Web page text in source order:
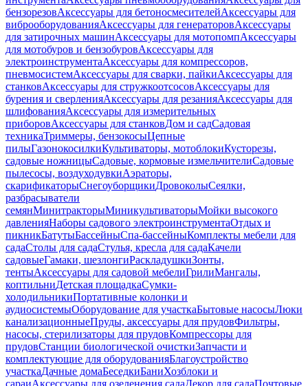
бензорезовАксессуары для бетоносмесителейАксессуары для
виброоборудованияАксессуары для генераторовАксессуары
для затирочных машинАксессуары для мотопомпАксессуары
для мотобуров и бензобуровАксессуары для
электроинструментаАксессуары для компрессоров,
пневмосистемАксессуары для сварки, пайкиАксессуары для
станковАксессуары для стружкоотсосовАксессуары для
бурения и сверленияАксессуары для резанияАксессуары для
шлифованияАксессуары для измерительных
приборовАксессуары для станковДом и садСадовая
техникаТриммеры, бензокосыЦепные
пилыГазонокосилкиКультиваторы, мотоблокиКусторезы,
садовые ножницыСадовые, кормовые измельчителиСадовые
пылесосы, воздуходувкиАэраторы,
скарификаторыСнегоуборщикиДровоколыСеялки,
разбрасыватели
семянМинитракторыМиникультиваторыМойки высокого
давленияНаборы садового электроинструментаОтдых и
пикникБатутыБассейныСпа-бассейныКомплекты мебели для
садаСтолы для садаСтулья, кресла для садаКачели
садовыеГамаки, шезлонгиРаскладушкиЗонты,
тентыАксессуары для садовой мебелиГрилиМангалы,
коптильниДетская площадкаСумки-
холодильникиПортативные колонки и
аудиосистемыОборудование для участкаБытовые насосыЛюки
канализационныеПруды, аксессуары для прудовФильтры,
насосы, стерилизаторы для прудовКомпрессоры для
прудовСтанции биологической очисткиЗапчасти и
комплектующие для оборудованияБлагоустройство
участкаДачные домаБеседкиБаниХозблоки и
сараиАксессуары для озеленения садаДекор для садаПочтовые